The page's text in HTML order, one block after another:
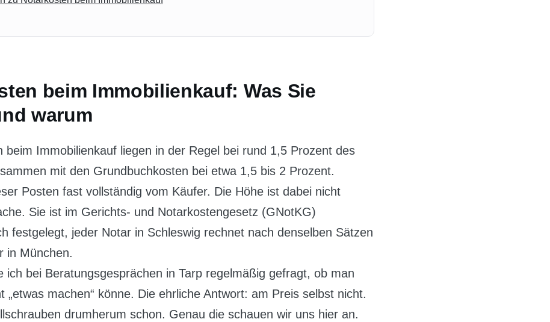
beim Immobilienkauf: Was Sie
warum
beim Immobilienkauf liegen in der Regel bei rund 1,5 Prozent des
mit den Grundbuchkosten bei etwa 1,5 bis 2 Prozent.
Posten fast vollständig vom Käufer. Die Höhe ist dabei nicht
Sie ist im Gerichts- und Notarkostengesetz (GNotKG)
festgelegt, jeder Notar in Schleswig rechnet nach denselben Sätzen
in München.
ich bei Beratungsgesprächen in Tarp regelmäßig gefragt, ob man
„etwas machen“ könne. Die ehrliche Antwort: am Preis selbst nicht.
drumherum schon. Genau die schauen wir uns hier an.